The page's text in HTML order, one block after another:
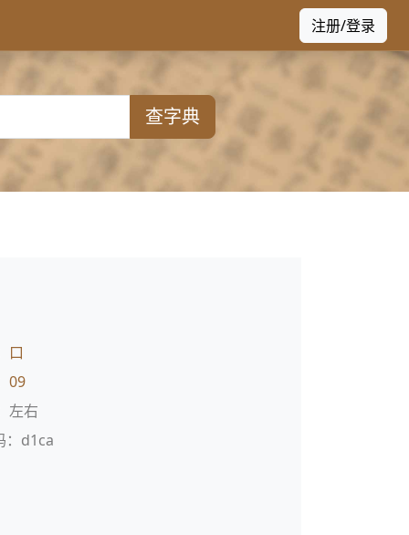
注册/登录
查字典
口
09
左右
：d1ca